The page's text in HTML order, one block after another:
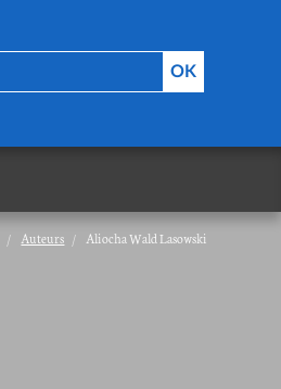
Auteurs Aliocha Wald Lasowski